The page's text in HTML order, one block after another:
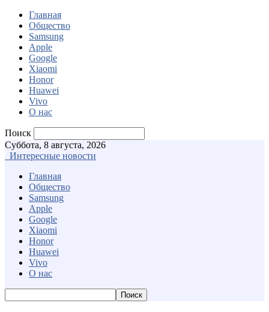
Главная
Общество
Samsung
Apple
Google
Xiaomi
Honor
Huawei
Vivo
О нас
Поиск
Суббота, 8 августа, 2026
Интересные новости
Главная
Общество
Samsung
Apple
Google
Xiaomi
Honor
Huawei
Vivo
О нас